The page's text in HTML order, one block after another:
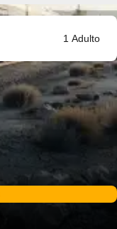
1 Adulto